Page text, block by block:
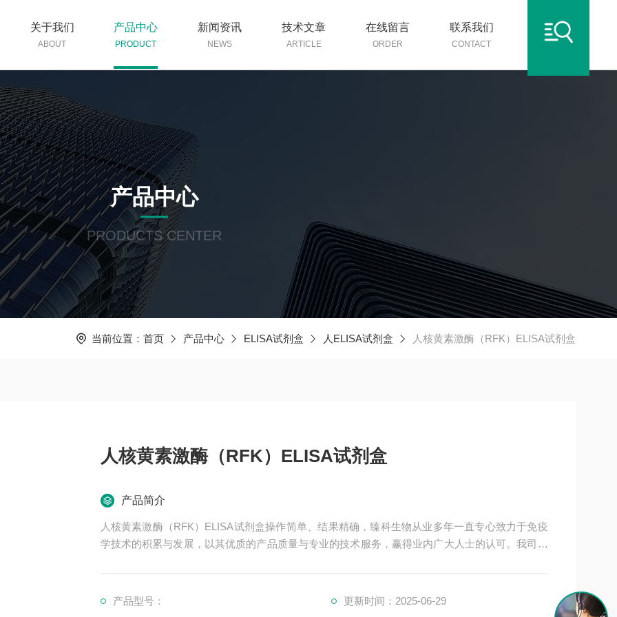
关于我们
ABOUT
产品中心
PRODUCT
新闻资讯
NEWS
技术文章
ARTICLE
在线留言
ORDER
联系我们
CONTACT
产品中心
PRODUCTS CENTER
当前位置： 首页 产品中心 ELISA试剂盒 人ELISA试剂盒 人核黄素激酶（RFK）ELISA试剂盒
人核黄素激酶（RFK）ELISA试剂盒
产品简介
人核黄素激酶（RFK）ELISA试剂盒操作简单、结果精确，臻科生物从业多年一直专心致力于免疫
学技术的积累与发展，以其优质的产品质量与专业的技术服务，赢得业内广大人士的认可。我司也
产品型号： 更新时间：2025-06-29